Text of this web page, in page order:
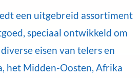
een uitgebreid assortiment
speciaal ontwikkeld om
eisen van telers en
het Midden-Oosten, Afrika